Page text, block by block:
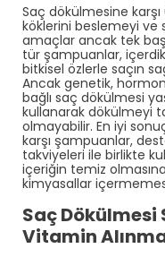
Saç dökülmesine
köklerini beslemeyi
amaçlar ancak tek
tür şampuanlar,
bitkisel özlerle saçın
Ancak genetik,
bağlı saç dökülmesi
kullanarak dökülmeyi
olmayabilir. En iyi
karşı şampuanlar,
takviyeleri ile birlikte
içeriğin temiz
kimyasallar
Saç Dökülmesi
Vitamin